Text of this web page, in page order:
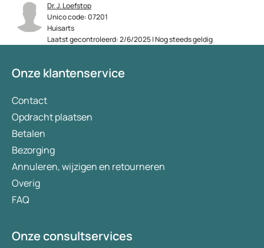
Dr. J. Loefstop
Unico code: 07201
Huisarts
Laatst gecontroleerd: 2/6/2025 | Nog steeds geldig
Onze klantenservice
Contact
Opdracht plaatsen
Betalen
Bezorging
Annuleren, wijzigen en retourneren
Overig
FAQ
Onze consultservices